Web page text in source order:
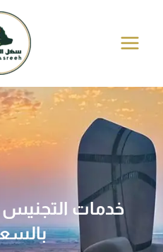
المحتوى
خدمات التجنيس